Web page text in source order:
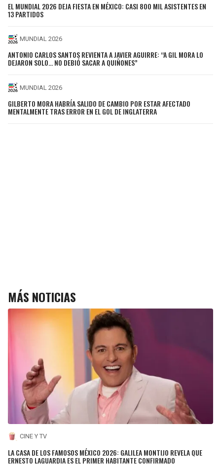
EL MUNDIAL 2026 DEJA FIESTA EN MÉXICO: CASI 800 MIL ASISTENTES EN
13 PARTIDOS
MUNDIAL 2026
ANTONIO CARLOS SANTOS REVIENTA A JAVIER AGUIRRE: “A GIL MORA LO
DEJARON SOLO... NO DEBIÓ SACAR A QUIÑONES”
MUNDIAL 2026
GILBERTO MORA HABRÍA SALIDO DE CAMBIO POR ESTAR AFECTADO
MENTALMENTE TRAS ERROR EN EL GOL DE INGLATERRA
MÁS NOTICIAS
CINE Y TV
LA CASA DE LOS FAMOSOS MÉXICO 2026: GALILEA MONTIJO REVELA QUE
ERNESTO LAGUARDIA ES EL PRIMER HABITANTE CONFIRMADO